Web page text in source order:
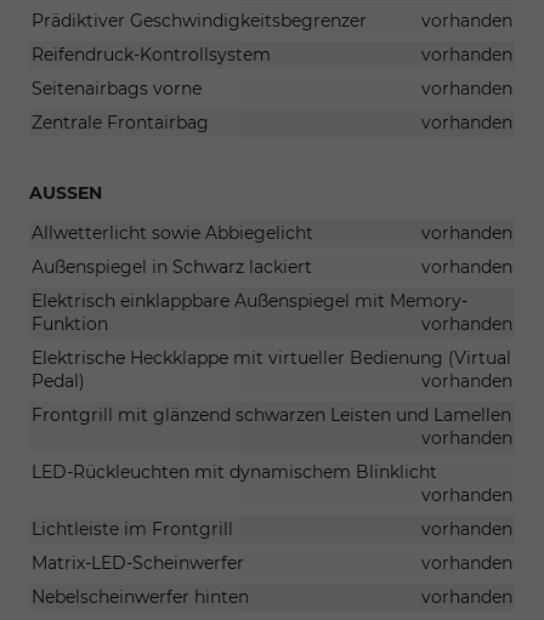
Prädiktiver Geschwindigkeitsbegrenzer
vorhanden
Reifendruck-Kontrollsystem
vorhanden
Seitenairbags vorne
vorhanden
Zentrale Frontairbag
vorhanden
AUSSEN
Allwetterlicht sowie Abbiegelicht
vorhanden
Außenspiegel in Schwarz lackiert
vorhanden
Elektrisch einklappbare Außenspiegel mit Memory-
Funktion
vorhanden
Elektrische Heckklappe mit virtueller Bedienung (Virtual
Pedal)
vorhanden
Frontgrill mit glänzend schwarzen Leisten und Lamellen
vorhanden
LED-Rückleuchten mit dynamischem Blinklicht
vorhanden
Lichtleiste im Frontgrill
vorhanden
Matrix-LED-Scheinwerfer
vorhanden
Nebelscheinwerfer hinten
vorhanden